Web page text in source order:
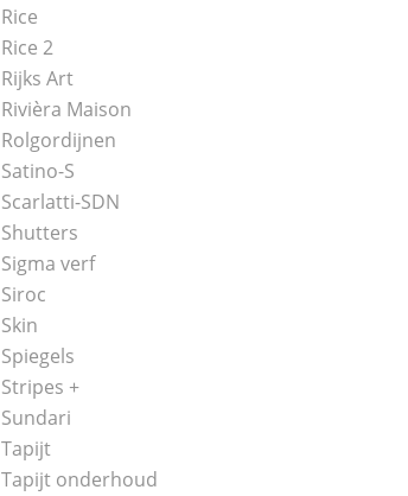
Rice
Rice 2
Rijks Art
Rivièra Maison
Rolgordijnen
Satino-S
Scarlatti-SDN
Shutters
Sigma verf
Siroc
Skin
Spiegels
Stripes +
Sundari
Tapijt
Tapijt onderhoud